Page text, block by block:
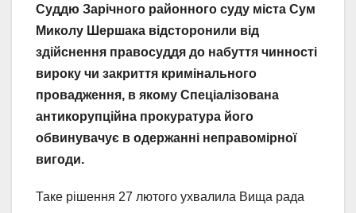
Суддю Зарічного районного суду міста Сум
Миколу Шершака відсторонили від
здійснення правосуддя до набуття чинності
вироку чи закриття кримінального
провадження, в якому Спеціалізована
антикорупційна прокуратура його
обвинувачує в одержанні неправомірної
вигоди.
Таке рішення 27 лютого ухвалила Вища рада